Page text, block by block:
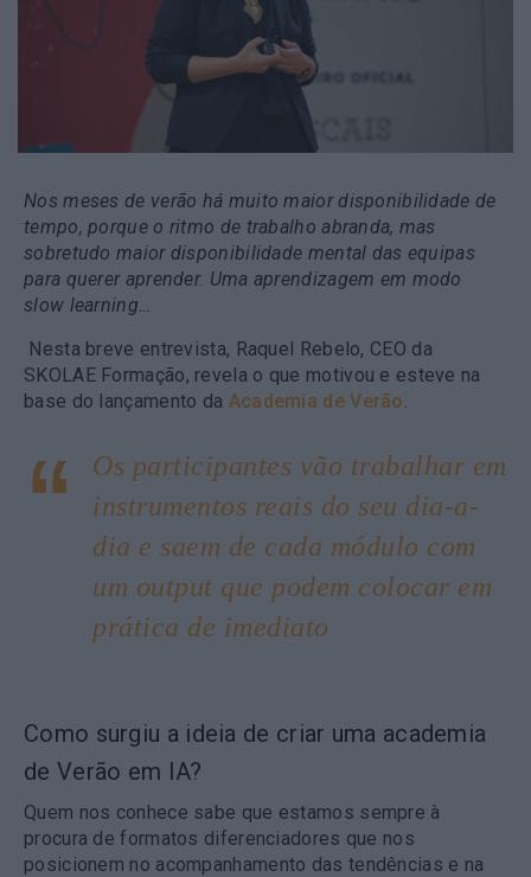
Nos meses de verão há muito maior disponibilidade de
tempo, porque o ritmo de trabalho abranda, mas
sobretudo maior disponibilidade mental das equipas
para querer aprender. Uma aprendizagem em modo
slow learning…
Nesta breve entrevista, Raquel Rebelo, CEO da
SKOLAE Formação, revela o que motivou e esteve na
base do lançamento da Academia de Verão
Os participantes vão trabalhar em
instrumentos reais do seu dia-a-
dia e saem de cada módulo com
um output que podem colocar em
prática de imediato
Como surgiu a ideia de criar uma academia
de Verão em IA?
Quem nos conhece sabe que estamos sempre à
procura de formatos diferenciadores que nos
posicionem no acompanhamento das tendências e na